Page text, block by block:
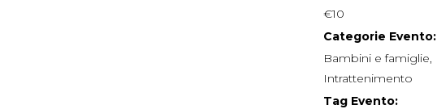
€10
Categorie Evento:
Bambini e famiglie,
Intrattenimento
Tag Evento: